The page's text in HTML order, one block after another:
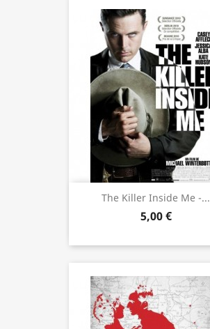
The Killer Inside Me -...
5,00 €